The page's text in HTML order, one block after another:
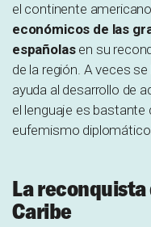
el continente
económicos de las
españolas en su
de la región. A veces
ayuda al desarrollo de
el lenguaje es bastante
eufemismo
La
Caribe